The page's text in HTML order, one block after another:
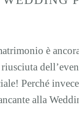
è
Perché
alla